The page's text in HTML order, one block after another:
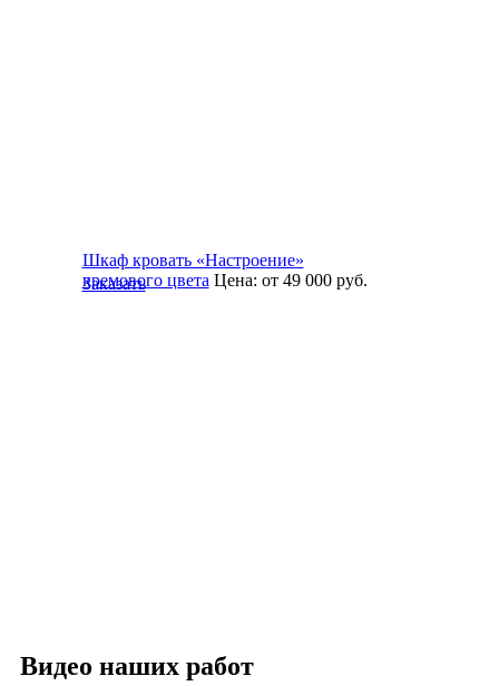
Шкаф кровать «Настроение»
кремового цвета Цена: от 49 000руб.
Заказать
Видео наших работ